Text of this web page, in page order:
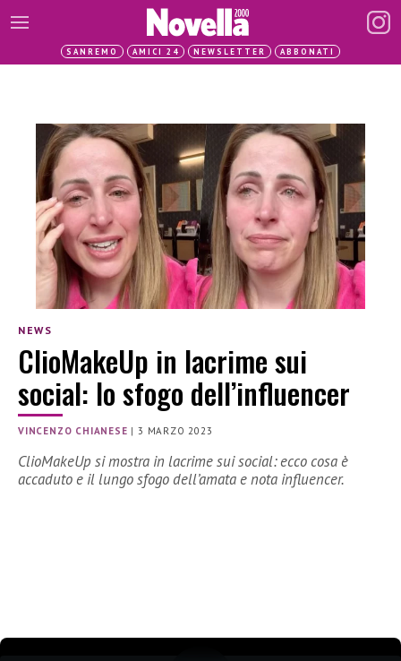
SANREMO AMICI 24 NEWSLETTER ABBONATI
NEWS
ClioMakeUp in lacrime sui
social: lo sfogo dell’influencer
VINCENZO CHIANESE |3 MARZO 2023
ClioMakeUp si mostra in lacrime sui social: ecco cosa è
accaduto e il lungo sfogo dell’amata e nota influencer.